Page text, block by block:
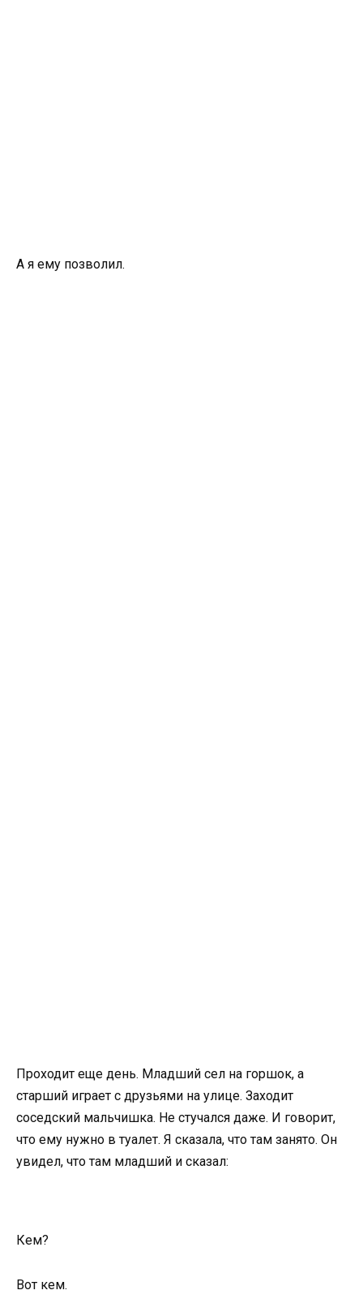
А я ему позволил.
Проходит еще день. Младший сел на горшок, а
старший играет с друзьями на улице. Заходит
соседский мальчишка. Не стучался даже. И говорит,
что ему нужно в туалет. Я сказала, что там занято. Он
увидел, что там младший и сказал:
Кем?
Вот кем.